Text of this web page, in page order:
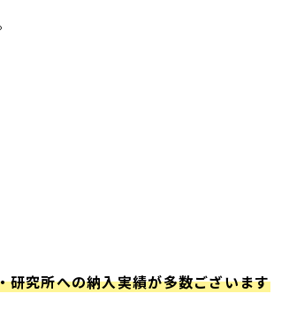
研究所への納入実績が多数ございます